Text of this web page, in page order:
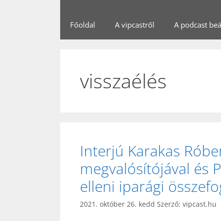
Főoldal A vipcastről A podcast
visszaélés
Interjú Karakas
megvalósítójával és
elleni iparági
2021. október 26. kedd Szerző: vipcast.hu